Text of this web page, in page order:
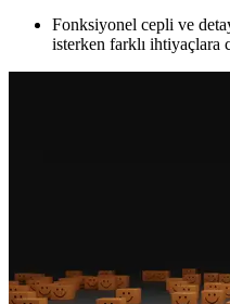
Fonksiyonel cepli ve
isterken farklı ihtiyaçlara